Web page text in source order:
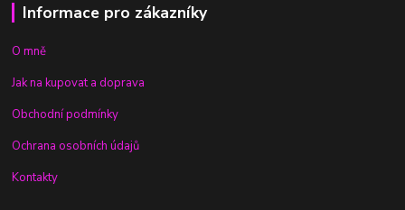
Informace pro zákazníky
O mně
Jak na kupovat a doprava
Obchodní podmínky
Ochrana osobních údajů
Kontakty